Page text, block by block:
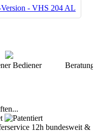
Bediener
Beratung